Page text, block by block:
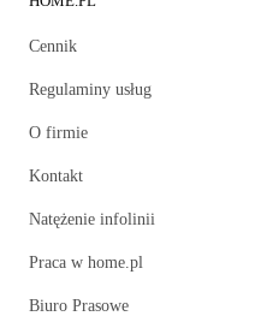
Cennik
Regulaminy usług
O firmie
Kontakt
Natężenie infolinii
Praca w home.pl
Biuro Prasowe